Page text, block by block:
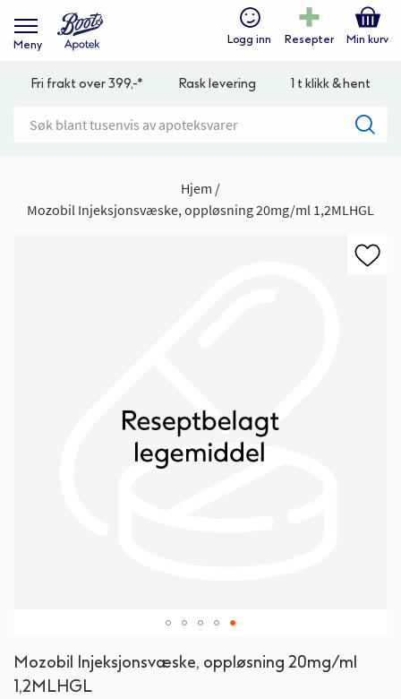
Meny Logg inn Resepter Min kurv
Fri frakt over 399,-* Rask levering 1 t klikk & hent
Hjem
Mozobil Injeksjonsvæske, oppløsning 20mg/ml 1,2MLHGL
Mozobil Injeksjonsvæske, oppløsning 20mg/ml
1,2MLHGL
til
begynnelsen